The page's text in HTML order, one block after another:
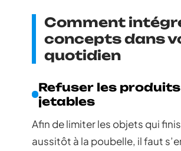
Comment
concepts dans
quotidien
Refuser les produits
jetables
Afin de limiter les objets qui
aussitôt à la poubelle, il faut